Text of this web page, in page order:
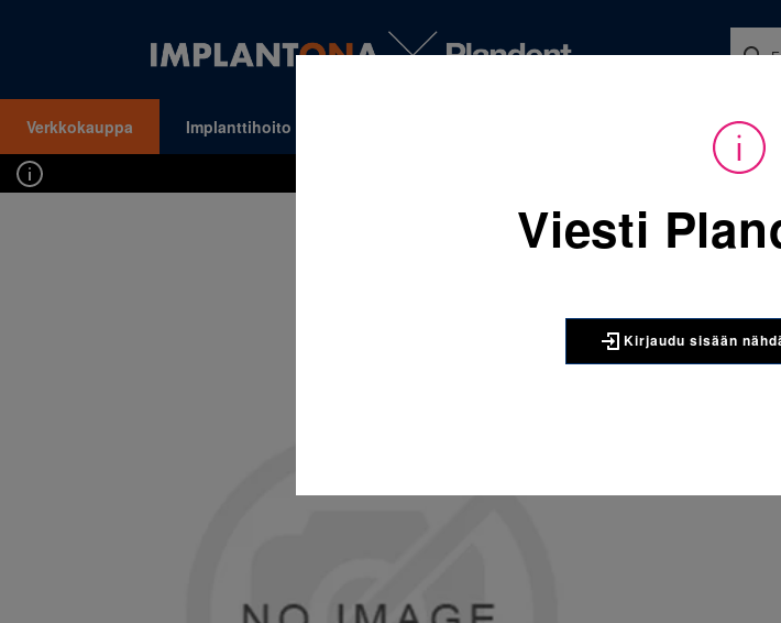
Verkkokauppa Implanttihoito
Kirjaudu sisään nähdäksesi hinnat.
Viesti
Kirjaudu sisään